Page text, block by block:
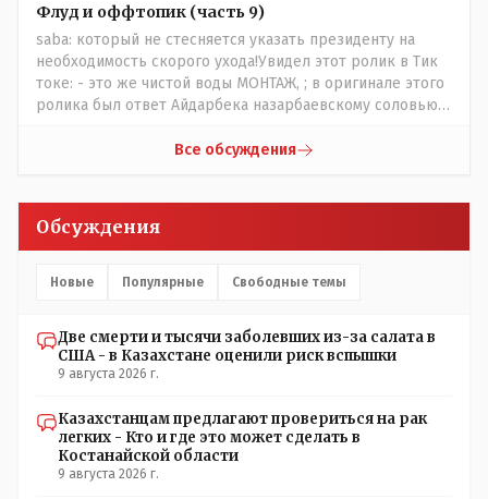
сносить пожалуйста ,а как на века построить слабо.....Вы
вот господин Бондаренко большой учёный прошлись
бы по историческим постройкам сколько было
ликвидировано в советское время и в наше.......
Флуд и оффтопик (часть 9)
saba: который не стесняется указать президенту на
необходимость скорого ухода!Увидел этот ролик в Тик
токе: - это же чистой воды МОНТАЖ, ; в оригинале этого
ролика был ответ Айдарбека назарбаевскому соловью
просто напросто - КЛОУНЫ или МАРИОНЕТКИ власти и
видимость ИНТРИГИ выборов, его как бы и якобы
НАКАЛ - и тот и этот без разрешения АП - и шага,
- идёт СКУЧНАЯ и НУДНАЯ и МОНОТОННАЯ и полностью
усмотрению: - их мгновенно лишать возможности идти
на выборы и не дадут им места в будущем Курултае: -
партиями.
Все обсуждения
Обсуждения
Новые Популярные Свободные темы
Две смерти и тысячи заболевших из-за салата в
США - в Казахстане оценили риск вспышки
9 августа 2026 г.
Казахстанцам предлагают провериться на рак
легких - Кто и где это может сделать в
Костанайской области
9 августа 2026 г.